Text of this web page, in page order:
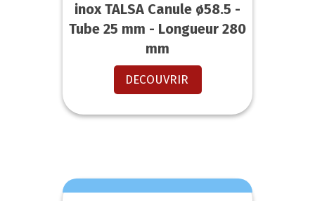
inox TALSA Canule ø58.5 -
Tube 25 mm - Longueur 280
mm
DECOUVRIR